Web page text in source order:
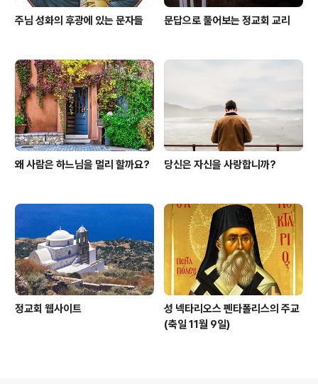
주님 성화의 후광에 있는 문자들 문답으로 풀어보는 정교회 교리
왜 사람은 하느님을 멀리 할까요? 당신은 자신을 사랑합니까?
정교회 웹사이트
성 넥타리오스 펜타폴리스의 주교
(축일 11월 9일)